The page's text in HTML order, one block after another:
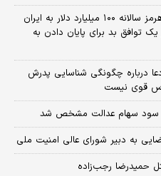
توافق پیشنهادی برای بازگشایی تنگه هرمز سالانه ۱۰۰ میلیارد دلار به ایران
توافق بد برای پایان دادن به
درباره چگونگی شناسایی پدرش
قوی نیست
سود سهام عدالت مشخص شد
به دبیر شورای عالی امنیت ملی
حمیدرضا رجب‌زاده